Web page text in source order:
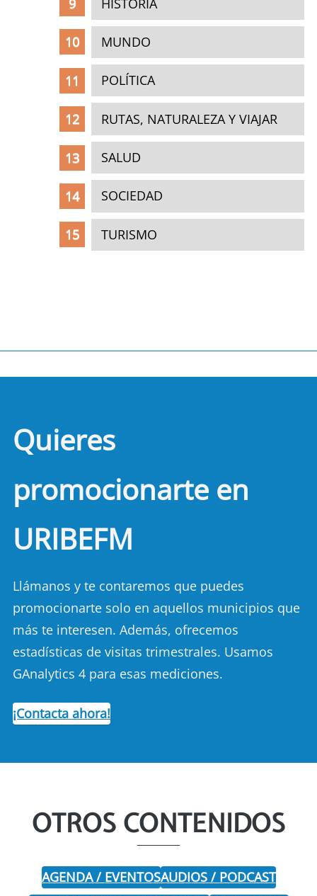
MUNDO
POLÍTICA
RUTAS, NATURALEZA Y VIAJAR
SALUD
SOCIEDAD
TURISMO
Quieres
promocionarte en
URIBEFM
Llámanos y te contaremos que puedes
promocionarte solo en aquellos municipios que
más te interesen. Además, ofrecemos
estadísticas de visitas trimestrales. Usamos
GAnalytics 4 para esas mediciones.
¡Contacta ahora!
OTROS CONTENIDOS
AGENDA / EVENTOSAUDIOS / PODCAST